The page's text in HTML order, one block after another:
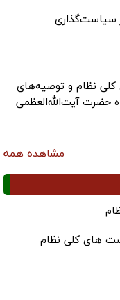
سیاست‌گذاری
نظام و توصیه‌های
حضرت آیت‌الله‌العظمی
مشاهده همه
های کلی نظام